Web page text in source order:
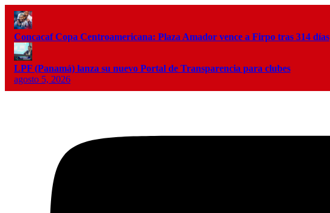
Concacaf Copa Centroamericana: Plaza Amador vence a Firpo tras 314 días
LPF (Panamá) lanza su nuevo Portal de Transparencia para clubes
agosto 5, 2026